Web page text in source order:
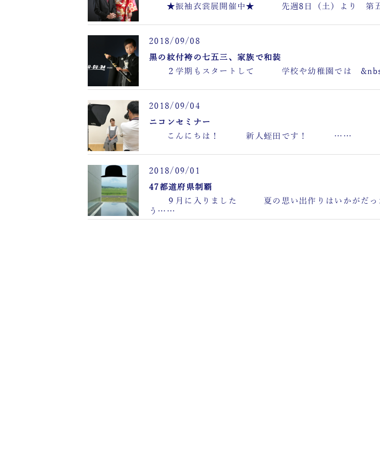
★振袖衣裳展開催中★ 先週8日（土）より 第
2018/09/08
黒の紋付袴の七五三、家族で和装
２学期もスタートして 学校や幼稚園では
2018/09/04
ニコンセミナー
こんにちは！ 新人蛭田です！ ……
2018/09/01
47都道府県制覇
９月に入りました 夏の思い出作りはいかがだっ
う……